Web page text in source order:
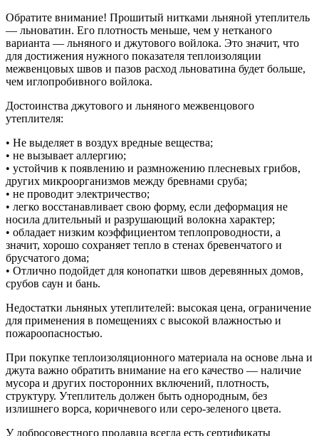
Обратите внимание! Прошитый нитками льняной утеплитель
— льноватин. Его плотность меньше, чем у нетканого
варианта — льняного и джутового войлока. Это значит, что
для достижения нужного показателя теплоизоляции
межвенцовых швов и пазов расход льноватина будет больше,
чем иглопробивного войлока.
Достоинства джутового и льняного межвенцового
утеплителя:
• Не выделяет в воздух вредные вещества;
• не вызывает аллергию;
• устойчив к появлению и размножению плесневых грибов,
других микроорганизмов между бревнами сруба;
• не проводит электричество;
• легко восстанавливает свою форму, если деформация не
носила длительный и разрушающий волокна характер;
• обладает низким коэффициентом теплопроводности, а
значит, хорошо сохраняет тепло в стенах бревенчатого и
брусчатого дома;
• Отлично подойдет для конопатки швов деревянных домов,
срубов саун и бань.
Недостатки льняных утеплителей: высокая цена, ограничение
для применения в помещениях с высокой влажностью и
пожароопасностью.
При покупке теплоизоляционного материала на основе льна и
джута важно обратить внимание на его качество — наличие
мусора и других посторонних включений, плотность,
структуру. Утеплитель должен быть однородным, без
излишнего ворса, коричневого или серо-зеленого цвета.
У добросовестного продавца всегда есть сертификаты